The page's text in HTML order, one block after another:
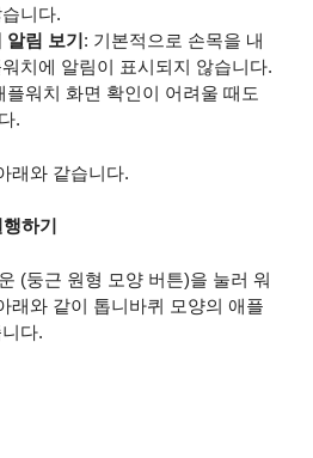
니다.
알림 보기: 기본적으로 손목을 내
치에 알림이 표시되지 않습니다.
플워치 화면 확인이 어려울 때도
.
래와 같습니다.
하기
(둥근 원형 모양 버튼)을 눌러 워
래와 같이 톱니바퀴 모양의 애플
다.